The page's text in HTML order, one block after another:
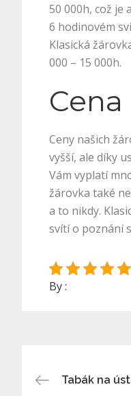
50 000h, což je
6 hodinovém
Klasická
000 – 15 000h.
Cena
Ceny našich
vyšší, ale díky
Vám vyplatí
žárovka také
a to nikdy.
svítí o poznání
By :
Tabák na